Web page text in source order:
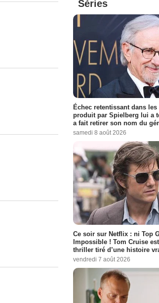
Séries
Échec retentissant dans
produit par Spielberg lui a
a fait retirer son nom du
samedi 8 août 2026
Ce soir sur Netflix : ni Top
Impossible ! Tom Cruise
thriller tiré d’une histoire
vendredi 7 août 2026